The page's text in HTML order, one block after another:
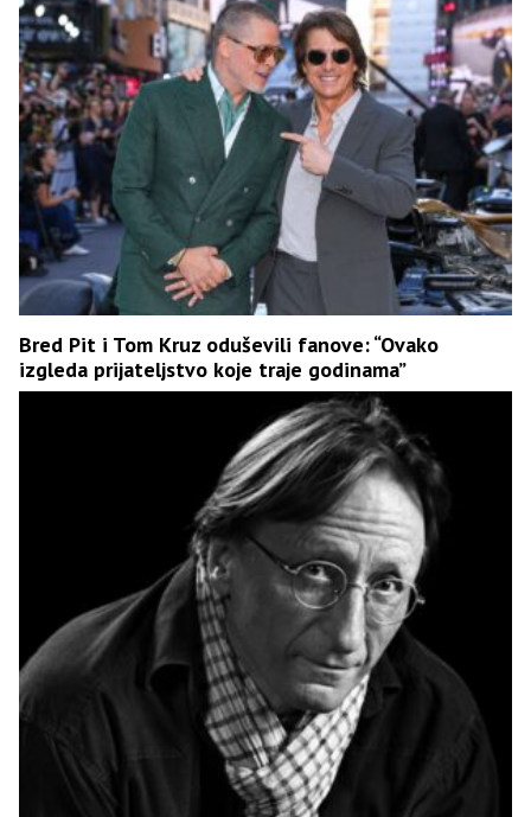
Bred Pit i Tom Kruz oduševili fanove: “Ovako
izgleda prijateljstvo koje traje godinama”